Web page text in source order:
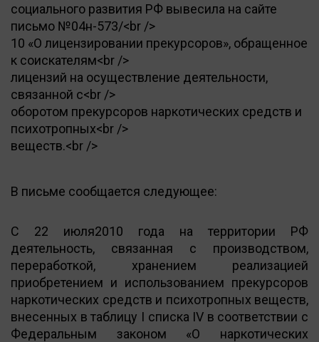
социального развития РФ вывесила на сайте
письмо №04н-573/<br />
10 «О лицензировании прекурсоров», обращенное
к соискателям<br />
лицензий на осуществление деятельности,
связанной с<br />
оборотом прекурсоров наркотических средств и
психотропных<br />
веществ.<br />
В письме сообщается следующее:
С 22 июля2010 года на территории РФ
деятельность, связанная с производством,
переработкой, хранением реализацией
приобретением и использованием прекурсоров
наркотических средств и психотропных веществ,
внесенных в таблицу I списка IV в соответствии с
Федеральным законом «О наркотических